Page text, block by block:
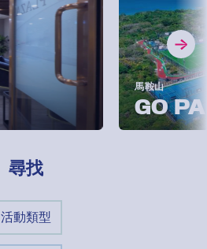
馬鞍山
GO
尋找
活動類型